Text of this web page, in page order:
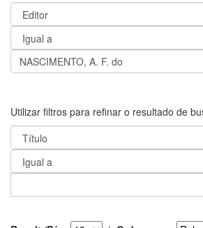
Utilizar filtros para refinar o resultado de